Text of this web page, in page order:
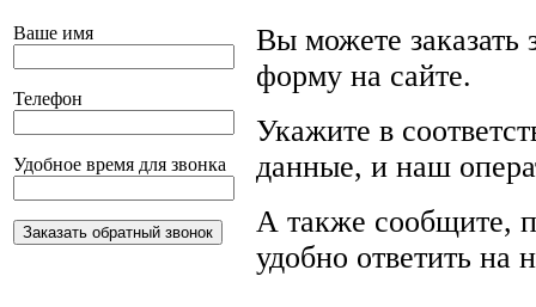
Ваше имя
Телефон
Удобное время для звонка
Вы можете заказать
форму на сайте.
Укажите в
данные, и наш
А также сообщите,
удобно ответить на